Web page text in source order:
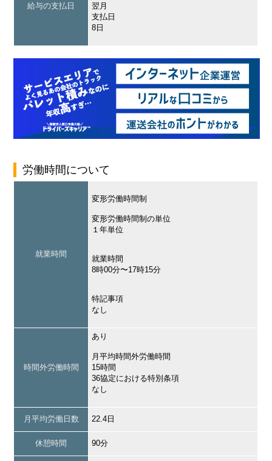
給与の支払日
翌月
支払日
8日
労働時間について
就業時間
変形労働時間制
変形労働時間制の単位
１年単位
就業時間
8時00分〜17時15分
特記事項
なし
時間外労働時間
あり
月平均時間外労働時間
15時間
36協定における特別条項
なし
月平均労働日数 22.4日
休憩時間 90分